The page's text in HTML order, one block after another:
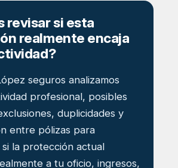
revisar si esta
realmente encaja
seguros analizamos
profesional, posibles
duplicidades y
entre pólizas para
la protección actual
a tu oficio, ingresos,